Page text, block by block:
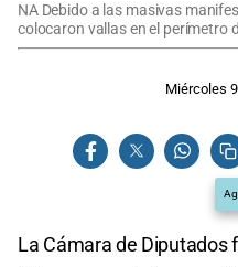
NA Debido a las masivas
colocaron vallas en el perímetro
Miércoles
La Cámara de